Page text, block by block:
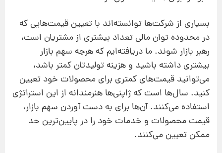
بسیاری از شرکت‌ها توانسته‌اند با تعیین قیمت‌هایی که
در محدوده توان مالی تعداد بیشتری از مشتریان است،
رهبر بازار شوند. ما دریافته‌ایم که هرچه سهم‌ بازار
بیشتری داشته باشید و هزینه تولید‌تان کمتر باشد،
می‌توانید قیمت‌های کمتری برای محصولات خود تعیین
کنید. سال‌ها است که ژاپنی‌ها هنرمندانه از این استراتژی
استفاده می‌کنند. آن‌ها برای به دست آوردن سهم بازار،
قیمت محصولات و خدمات خود را در پایین‌ترین حد
ممکن تعیین می‌کنند.